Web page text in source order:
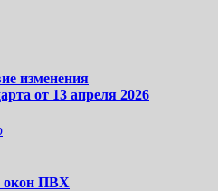
изменения
от 13 апреля 2026
окон ПВХ